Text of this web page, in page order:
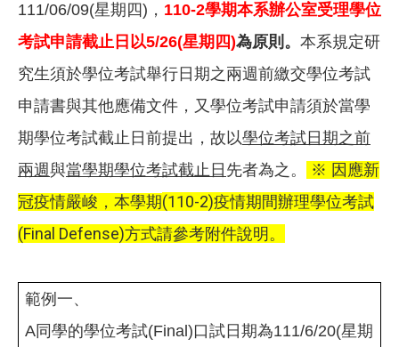
111/06/09(星期四) ， 110-2學期本系辦公室受理學位
考試申請截止日以5/26(星期四)為原則。 本系規定研
究生須於學位考試舉行日期之兩週前繳交學位考試
申請書與其他應備文件，又學位考試申請須於當學
期學位考試截止日前提出，故以學位考試日期之前
兩週與當學期學位考試截止日 先者為之。
※ 因應新
冠疫情嚴峻，本學期(110-2)疫情期間辦理學位考試
(Final Defense)方式請參考附件說明。
範例一、
A 同學的學位考試(Final)口試日期為111/6/20(星期